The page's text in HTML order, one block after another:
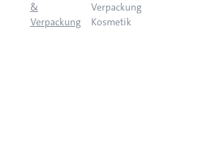
&
Verpackung
Verpackung
Kosmetik